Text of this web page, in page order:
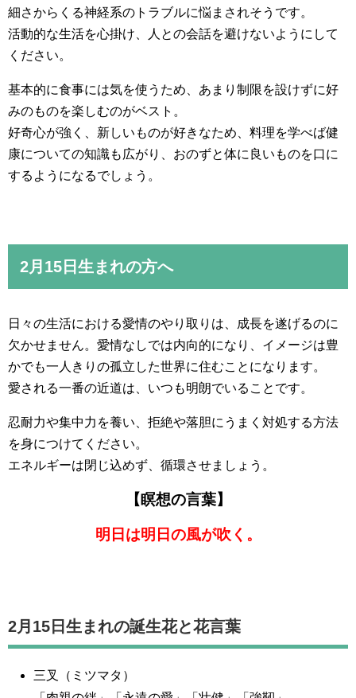
細さからくる神経系のトラブルに悩まされそうです。
活動的な生活を心掛け、人との会話を避けないようにして
ください。
基本的に食事には気を使うため、あまり制限を設けずに好
みのものを楽しむのがベスト。
好奇心が強く、新しいものが好きなため、料理を学べば健
康についての知識も広がり、おのずと体に良いものを口に
するようになるでしょう。
2月15日生まれの方へ
日々の生活における愛情のやり取りは、成長を遂げるのに
欠かせません。愛情なしでは内向的になり、イメージは豊
かでも一人きりの孤立した世界に住むことになります。
愛される一番の近道は、いつも明朗でいることです。
忍耐力や集中力を養い、拒絶や落胆にうまく対処する方法
を身につけてください。
エネルギーは閉じ込めず、循環させましょう。
【瞑想の言葉】
明日は明日の風が吹く。
2月15日生まれの誕生花と花言葉
三叉（ミツマタ）